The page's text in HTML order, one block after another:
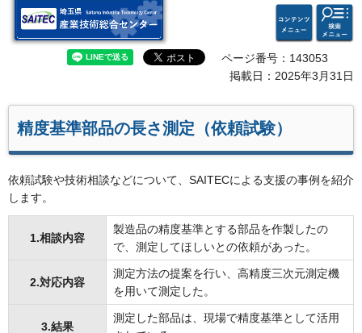
埼玉県 産業技術総合セン
コンテ
ンツメ
ニュー
検索・
共通メ
ニュー
ページ番号：143053
掲載日：2025年3月31日
精度基準部品の長さ測定（依頼試験）
依頼試験や技術相談などについて、SAITECによる支援の事例を紹介
します。
1.相談内容
製造品の精度基準とする部品を作製したの
で、測定してほしいとの依頼があった。
2.対応内容
測定方法の提案を行い、高精度三次元測定機
を用いて測定した。
3.結果
測定した部品は、現場で精度基準として活用